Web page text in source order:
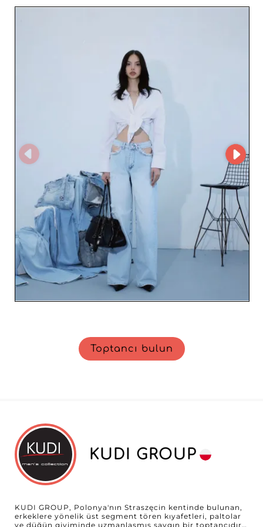
kalmaz, aynı zamanda B2B pazarının nüanslarını anlayan
platformu, kataloğunu kolayca keşfetmenizi ve
müşterileriniz için en iyi ürünleri seçmenizi sağlar.
Perakendeciler, i8 Denim'nin malzeme kalitesine ve her
giysi dokumasının kusursuz işçiliğine verdiği önemi
takdir edeceklerdir. Ürün yelpazesindeki denim giysiler
ve diğer ürünler, müşteri memnuniyetini artırarak ve
iadeleri azaltarak uzun ömürlü olacak şekilde
öne çıkaracak özel ürünler ve rekabetçi avantajlara
erişirsiniz. Şık üstler veya çok yönlü altlar olsun, i8
Denim ticari envanterinizi tamamlayıp zenginleştirecek
ürünü sunar. İşletmenize sağlam bir rekabet avantajı
sağlamak için yüksek kaliteli ürünler, kişiselleştirilmiş
hizmet ve verimlilik odaklı bir altyapı ile i8 Denim'yi
seçin. i8 Denim ile işbirliği yaparak geniş bir müşteri
kitlesini çekin ve giyim sektöründe güvenilir ortağınız
olarak teklifinizi yeniden tanımlayın.
Toptancı bulun
KUDI GROUP
KUDI GROUP, Polonya'nın Straszęcin kentinde bulunan,
erkeklere yönelik üst segment tören kıyafetleri, paltolar
ve düğün giyiminde uzmanlaşmış saygın bir toptancıdır.